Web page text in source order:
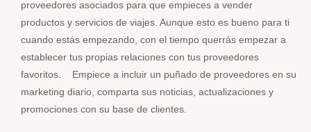
proveedores asociados para que empieces a vender
productos y servicios de viajes. Aunque esto es bueno para ti
cuando estás empezando, con el tiempo querrás empezar a
establecer tus propias relaciones con tus proveedores
favoritos. Empiece a incluir un puñado de proveedores en su
marketing diario, comparta sus noticias, actualizaciones y
promociones con su base de clientes.